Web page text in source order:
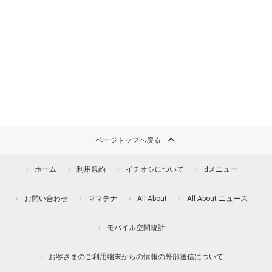
ページトップへ戻る
ホーム 利用規約 イチオシについて dメニュー
お問い合わせ ママテナ All About All About ニュース
モバイル空間統計
お客さまのご利用端末からの情報の外部送信について